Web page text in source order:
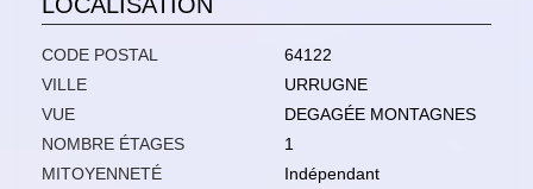
LOCALISATION
CODE POSTAL
64122
VILLE
URRUGNE
VUE
DEGAGÉE MONTAGNES
NOMBRE ÉTAGES
1
MITOYENNETÉ
Indépendant